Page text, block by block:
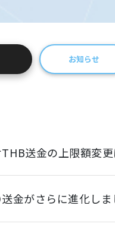
お知らせ
THB送金の上限額変
金がさらに進化しま